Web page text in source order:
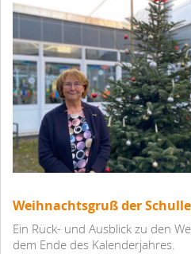
Weihnachtsgruß der
Ein Rück- und Ausblick zu den
dem Ende des Kalenderjahres.